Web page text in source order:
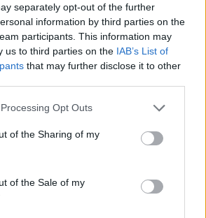
separately opt-out of the further
information by third parties on the
participants. This information may
us to third parties on the IAB’s List of
that may further disclose it to other
Opt Outs
of the Sharing of my
of the Sale of my
I
I
A
A
A
I